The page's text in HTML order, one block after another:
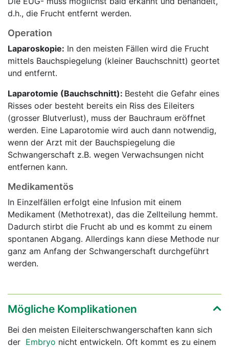
d.h., die Frucht entfernt werden.
Operation
Laparoskopie: In den meisten Fällen wird die Frucht
mittels Bauchspiegelung (kleiner Bauchschnitt) geortet
und entfernt.
Laparotomie (Bauchschnitt): Besteht die Gefahr eines
Risses oder besteht bereits ein Riss des Eileiters
(grosser Blutverlust), muss der Bauchraum eröffnet
werden. Eine Laparotomie wird auch dann notwendig,
wenn der Arzt mit der Bauchspiegelung die
Schwangerschaft z.B. wegen Verwachsungen nicht
entfernen kann.
Medikamentös
In Einzelfällen erfolgt eine Infusion mit einem
Medikament (Methotrexat), das die Zellteilung hemmt.
Dadurch stirbt die Frucht ab und es kommt zu einem
spontanen Abgang. Allerdings kann diese Methode nur
ganz am Anfang der Schwangerschaft durchgeführt
werden.
Mögliche Komplikationen
Bei den meisten Eileiterschwangerschaften kann sich
der Embryo nicht entwickeln. Oft kommt es zu einem